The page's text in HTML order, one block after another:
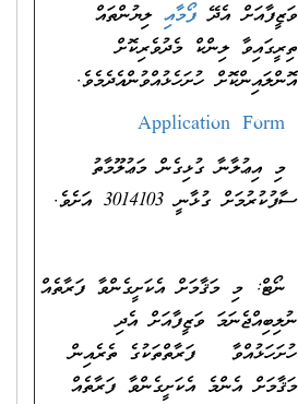
ވަޒީފާއަށް އެދޭ ފމއ ލިޔުންތައް
ތިރީގައިވާ ލިންކް މެދުވެރިކޮށް
އޮންލައިންކޮށް ހުށަހެޅުއްވުންއެދެމެވެ.
Application Form
މި އިޢުލާނާ ގުޅިގެން މަޢުލޫމާތު
ސާފުކުރުމަށް ގުޅާނީ 3014103 އަށެވެ.
ނޯޓް: މި މަޤާމަށް އެކަށީގެންވާ ފަރާތެއް
ނުލިބިއްޖެނަމަ ވަޒީފާއަށް އެދި
ހުށަހަޅުއްވާ ފަރާތްތަކުގެ ތެރެއިން
މަޤާމަށް އެންމެ އެކަށީގެންވާ ފަރާތެއް